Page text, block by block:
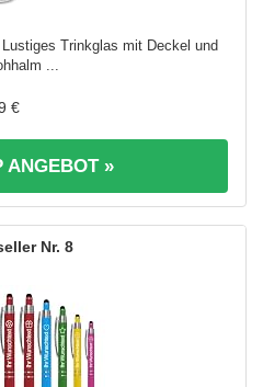
Trinkglas mit Deckel und
...
€
ANGEBOT »
8